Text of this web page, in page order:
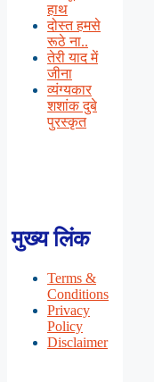
हाथ
दोस्त हमसे
रूठे ना..
तेरी याद में
जीना
व्यंग्यकार
शशांक दुबे
पुरस्कृत
मुख्य लिंक
Terms &
Conditions
Privacy
Policy
Disclaimer